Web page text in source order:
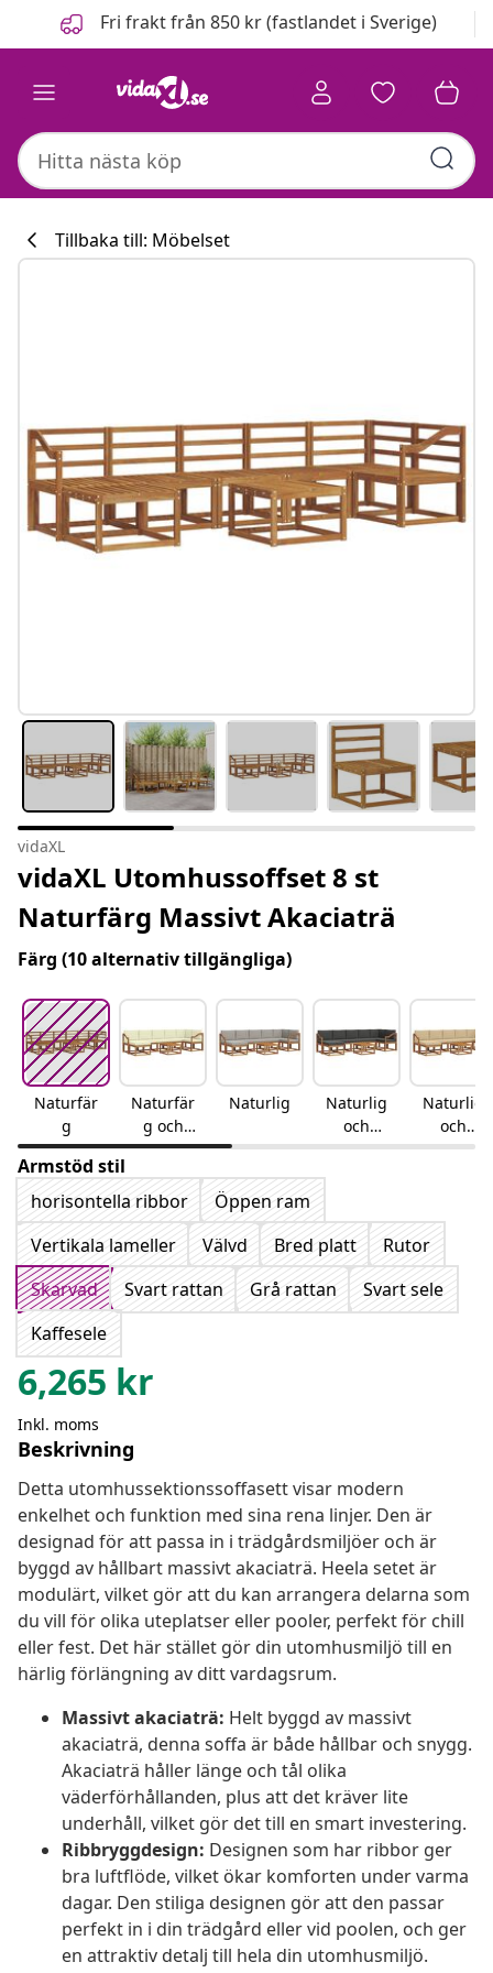
FöregåendeFri frakt från 850 kr (fastlandet i Sverige)
Tillbaka till: Möbelset
vidaXL
vidaXL Utomhussoffset 8 st
Naturfärg Massivt Akaciaträ
Färg (10 alternativ tillgängliga)
Naturfär
g
Naturfär
g och
gräddvit
Naturlig
Naturlig
och
antracit
Naturlig
och
beige
Armstöd stil
horisontella ribbor
Öppen ram
Vertikala lameller
Välvd Bred platt
Rutor
Skarvad
Svart rattan Grå rattan
Svart sele
Kaffesele
6,265 kr
Inkl. moms
Beskrivning
Detta utomhussektionssoffasett visar modern
enkelhet och funktion med sina rena linjer. Den är
designad för att passa in i trädgårdsmiljöer och är
byggd av hållbart massivt akaciaträ. Heela setet är
modulärt, vilket gör att du kan arrangera delarna som
du vill för olika uteplatser eller pooler, perfekt för chill
eller fest. Det här stället gör din utomhusmiljö till en
härlig förlängning av ditt vardagsrum.
Massivt akaciaträ: Helt byggd av massivt
akaciaträ, denna soffa är både hållbar och snygg.
Akaciaträ håller länge och tål olika
väderförhållanden, plus att det kräver lite
underhåll, vilket gör det till en smart investering.
Ribbryggdesign: Designen som har ribbor ger
bra luftflöde, vilket ökar komforten under varma
dagar. Den stiliga designen gör att den passar
perfekt in i din trädgård eller vid poolen, och ger
en attraktiv detalj till hela din utomhusmiljö.